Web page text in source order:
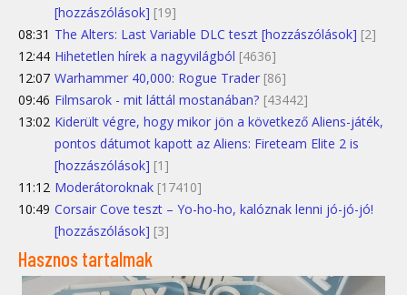
[hozzászólások] [19]
08:31 The Alters: Last Variable DLC teszt [hozzászólások] [2]
12:44 Hihetetlen hírek a nagyvilágból [4636]
12:07 Warhammer 40,000: Rogue Trader [86]
09:46 Filmsarok - mit láttál mostanában? [43442]
13:02 Kiderült végre, hogy mikor jön a következő Aliens-játék,
pontos dátumot kapott az Aliens: Fireteam Elite 2 is
[hozzászólások] [1]
11:12 Moderátoroknak [17410]
10:49 Corsair Cove teszt – Yo-ho-ho, kalóznak lenni jó-jó-jó!
[hozzászólások] [3]
Hasznos tartalmak